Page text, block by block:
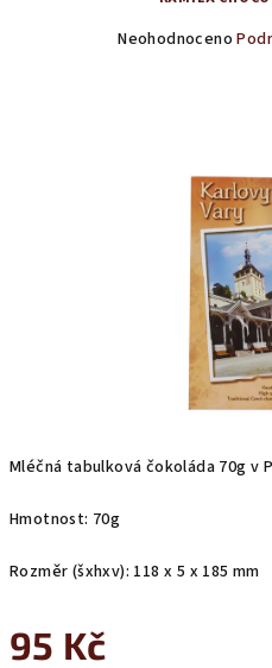
Mléčná tabulková čokoláda 70g v
Hmotnost: 70g
Rozměr (šxhxv): 118 x 5 x 185 mm
95 Kč
Průměrné
Neohodnoceno